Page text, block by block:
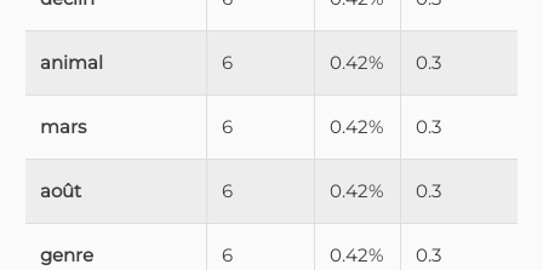
animal 6 0.42% 0.3
mars 6 0.42% 0.3
août 6 0.42% 0.3
genre 6 0.42% 0.3